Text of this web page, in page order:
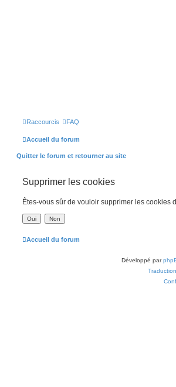
Raccourcis FAQ
Accueil du forum
Quitter le forum et retourner au site
Supprimer les cookies
Êtes-vous sûr de vouloir supprimer les cookies
Accueil du forum
Développé par